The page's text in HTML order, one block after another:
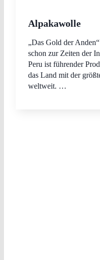
Alpakawolle
„Das Gold der
schon zur Zeiten der
Peru ist führender
das Land mit der
weltweit. …